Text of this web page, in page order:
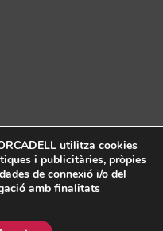
Política de cookies
Universitat, 3 - 08007
utilitza cookies
i publicitàries, pròpies
de connexió i/o del
amb finalitats